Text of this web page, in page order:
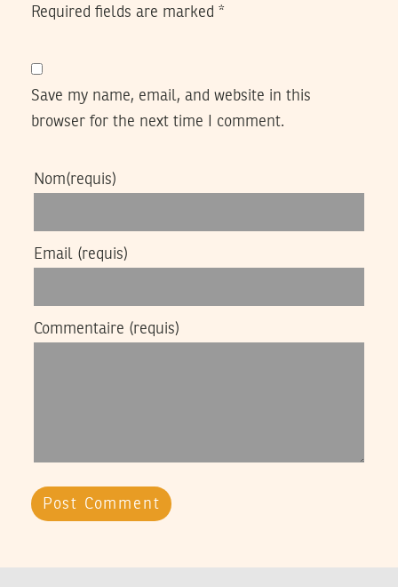
Required fields are marked *
Save my name, email, and website in this
browser for the next time I comment.
Nom(requis)
Email (requis)
Commentaire (requis)